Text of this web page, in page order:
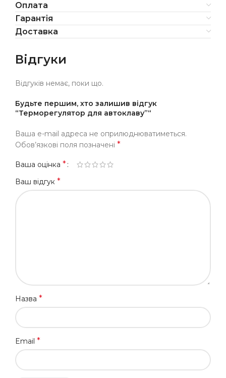
Оплата
Гарантія
Доставка
Відгуки
Відгуків немає, поки що.
Будьте першим, хто залишив відгук
“Терморегулятор для автоклаву”“
Ваша e-mail адреса не оприлюднюватиметься.
Обов’язкові поля позначені *
Ваша оцінка *
Ваш відгук *
Назва *
Email *